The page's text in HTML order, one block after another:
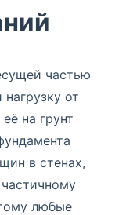
частью
от
на грунт
в стенах,
любые